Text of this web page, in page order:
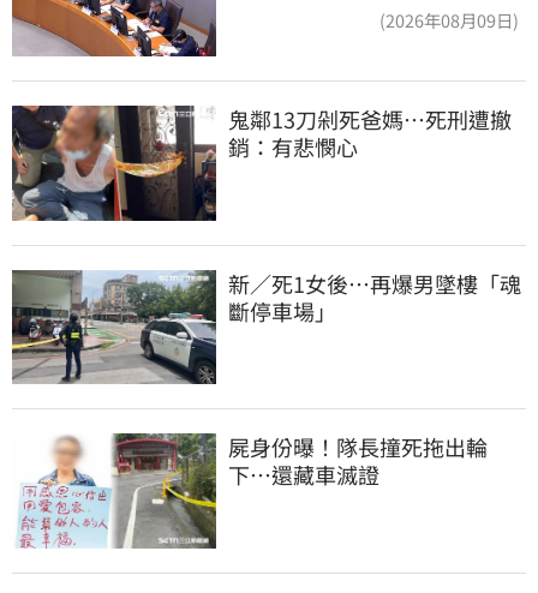
(2026年08月09日)
鬼鄰13刀剁死爸媽…死刑遭撤
銷：有悲憫心
新／死1女後…再爆男墜樓「魂
斷停車場」
屍身份曝！隊長撞死拖出輪
下…還藏車滅證